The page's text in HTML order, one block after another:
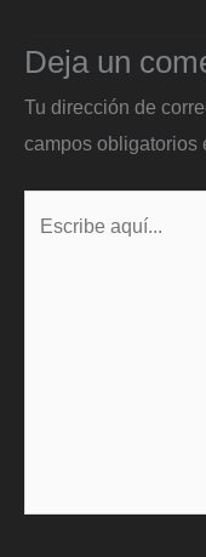
Deja un
Tu dirección de
campos obligatorios